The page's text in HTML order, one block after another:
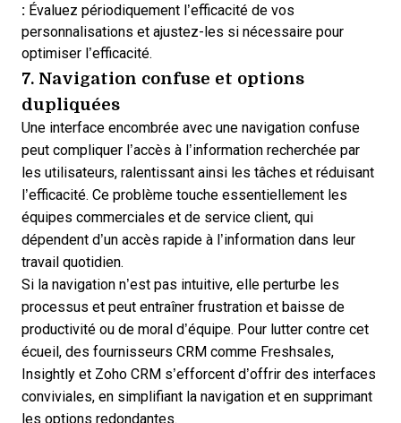
: Évaluez périodiquement l’efficacité de vos
personnalisations et ajustez-les si nécessaire pour
optimiser l’efficacité.
7. Navigation confuse et options
dupliquées
Une interface encombrée avec une navigation confuse
peut compliquer l’accès à l’information recherchée par
les utilisateurs, ralentissant ainsi les tâches et réduisant
l’efficacité. Ce problème touche essentiellement les
équipes commerciales et de service client, qui
dépendent d’un accès rapide à l’information dans leur
travail quotidien.
Si la navigation n’est pas intuitive, elle perturbe les
processus et peut entraîner frustration et baisse de
productivité ou de moral d’équipe. Pour lutter contre cet
écueil, des fournisseurs CRM comme Freshsales,
Insightly et Zoho CRM s’efforcent d’offrir des interfaces
conviviales, en simplifiant la navigation et en supprimant
les options redondantes.